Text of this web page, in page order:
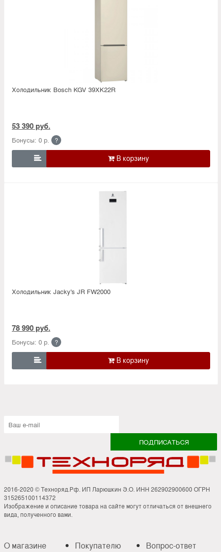
Холодильник Bosсh KGV 39XK22R
53 390 руб.
Бонусы: 0 р. ?

Холодильник Jacky's JR FW2000
78 990 руб.
Бонусы: 0 р. ?

2016-2020 © Техноряд.Рф. ИП Ларюшкин Э.О. ИНН 262902900600 ОГРН
315265100114372
Изображение и описание товара на сайте могут отличаться от внешнего
вида, полученного вами.
О магазине
Покупателю
Вопрос-ответ